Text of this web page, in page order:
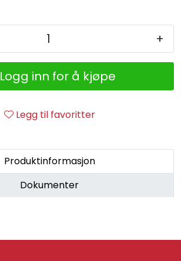
+
Logg inn for å kjøpe
Legg til favoritter
Produktinformasjon
Dokumenter